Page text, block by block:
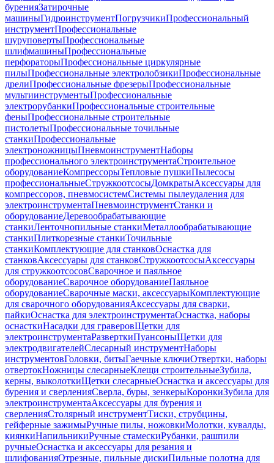
буренияЗатирочные
машиныГидроинструментПогрузчикиПрофессиональный
инструментПрофессиональные
шуруповертыПрофессиональные
шлифмашиныПрофессиональные
перфораторыПрофессиональные циркулярные
пилыПрофессиональные электролобзикиПрофессиональные
дрелиПрофессиональные фрезерыПрофессиональные
мультиинструментыПрофессиональные
электрорубанкиПрофессиональные строительные
феныПрофессиональные строительные
пистолетыПрофессиональные точильные
станкиПрофессиональные
электроножницыПневмоинструментНаборы
профессионального электроинструментаСтроительное
оборудованиеКомпрессорыТепловые пушкиПылесосы
профессиональныеСтружкоотсосыДомкратыАксессуары для
компрессоров, пневмосистемСистемы пылеудаления для
электроинструментаПневмоинструментСтанки и
оборудованиеДеревообрабатывающие
станкиЛенточнопильные станкиМеталлообрабатывающие
станкиПлиткорезные станкиТочильные
станкиКомплектующие для станковОснастка для
станковАксессуары для станковСтружкоотсосыАксессуары
для стружкоотсосовСварочное и паяльное
оборудованиеСварочное оборудованиеПаяльное
оборудованиеСварочные маски, аксессуарыКомплектующие
для сварочного оборудованияАксессуары для сварки,
пайкиОснастка для электроинструментаОснастка, наборы
оснасткиНасадки для граверовЩетки для
электроинструментаРазверткиПуансоныЩетки для
электродвигателейСлесарный инструментНаборы
инструментовГоловки, битыГаечные ключиОтвертки, наборы
отвертокНожницы слесарныеКлещи строительныеЗубила,
керны, выколоткиЩетки слесарныеОснастка и аксессуары для
бурения и сверленияСверла, буры, зенкерыКоронкиЗубила для
электроинструментаАксессуары для бурения и
сверленияСтолярный инструментТиски, струбцины,
гейферные зажимыРучные пилы, ножовкиМолотки, кувалды,
киянкиНапильникиРучные стамескиРубанки, рашпили
ручныеОснастка и аксессуары для резания и
шлифованияОтрезные, пильные дискиПильные полотна для